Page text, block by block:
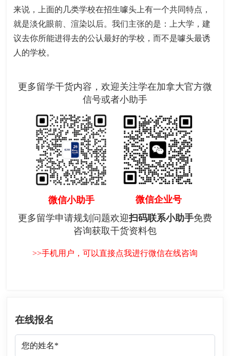
来说，上面的几类学校在招生噱头上有一个共同特点，
就是淡化眼前、渲染以后。我们主张的是：上大学，建
议去你所能进得去的公认最好的学校，而不是噱头最诱
人的学校。
更多留学干货内容，欢迎关注学在加拿大官方微
信号或者小助手
微信小助手
微信企业号
更多留学申请规划问题欢迎扫码联系小助手免费
咨询获取干货资料包
>>手机用户，可以直接点我进行微信在线咨询
在线报名